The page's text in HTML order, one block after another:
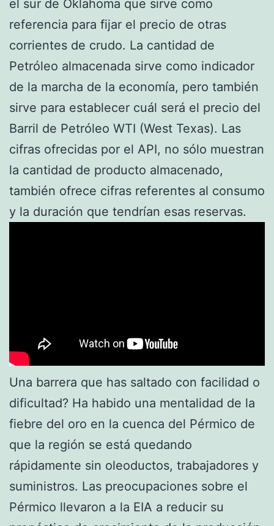
el sur de Oklahoma que sirve como
referencia para fijar el precio de otras
corrientes de crudo. La cantidad de
Petróleo almacenada sirve como indicador
de la marcha de la economía, pero también
sirve para establecer cuál será el precio del
Barril de Petróleo WTI (West Texas). Las
cifras ofrecidas por el API, no sólo muestran
la cantidad de producto almacenado,
también ofrece cifras referentes al consumo
y la duración que tendrían esas reservas.
Una barrera que has saltado con facilidad o
dificultad? Ha habido una mentalidad de la
fiebre del oro en la cuenca del Pérmico de
que la región se está quedando
rápidamente sin oleoductos, trabajadores y
suministros. Las preocupaciones sobre el
Pérmico llevaron a la EIA a reducir su